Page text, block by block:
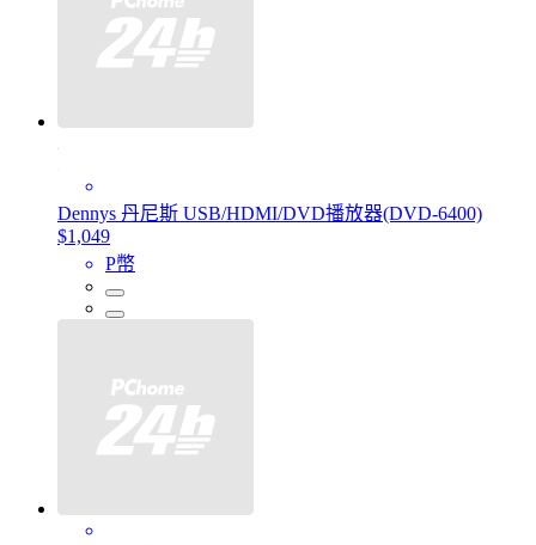
Dennys 丹尼斯 USB/HDMI/DVD播放器(DVD-6400)
$1,049
P幣